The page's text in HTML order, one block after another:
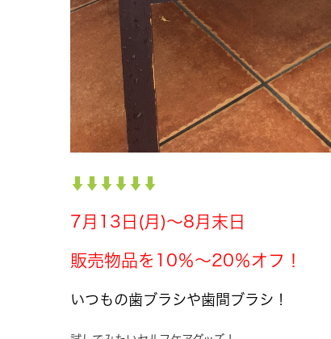
7月13日(月)〜8月末日
販売物品を 10％〜20％オフ！
いつもの歯ブラシや歯間ブラシ！